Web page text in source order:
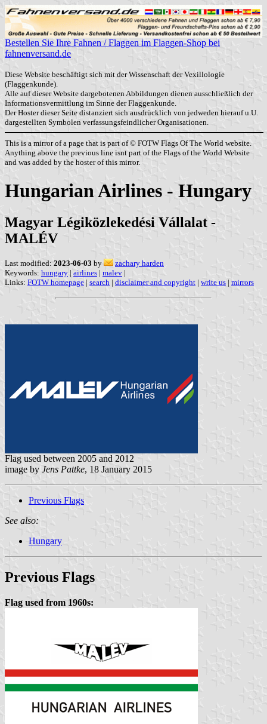
Bestellen Sie Ihre Fahnen / Flaggen im Flaggen-Shop bei
fahnenversand.de
Diese Website beschäftigt sich mit der Wissenschaft der Vexillologie
(Flaggenkunde).
Alle auf dieser Website dargebotenen Abbildungen dienen ausschließlich der
Informationsvermittlung im Sinne der Flaggenkunde.
Der Hoster dieser Seite distanziert sich ausdrücklich von jedweden hierauf u.U.
dargestellten Symbolen verfassungsfeindlicher Organisationen.
This is a mirror of a page that is part of © FOTW Flags Of The World website.
Anything above the previous line isnt part of the Flags of the World Website
and was added by the hoster of this mirror.
Hungarian Airlines - Hungary
Magyar Légiközlekedési Vállalat -
MALÉV
Last modified: 2023-06-03 by
zachary harden
Keywords: hungary | airlines | malev |
Links: FOTW homepage | search | disclaimer and copyright | write us | mirrors
Flag used between 2005 and 2012
image by Jens Pattke, 18 January 2015
Previous Flags
See also:
Hungary
Previous Flags
Flag used from 1960s: